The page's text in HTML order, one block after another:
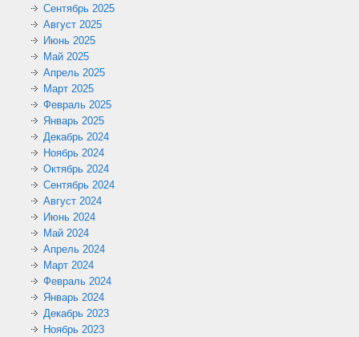
Сентябрь 2025
Август 2025
Июнь 2025
Май 2025
Апрель 2025
Март 2025
Февраль 2025
Январь 2025
Декабрь 2024
Ноябрь 2024
Октябрь 2024
Сентябрь 2024
Август 2024
Июнь 2024
Май 2024
Апрель 2024
Март 2024
Февраль 2024
Январь 2024
Декабрь 2023
Ноябрь 2023